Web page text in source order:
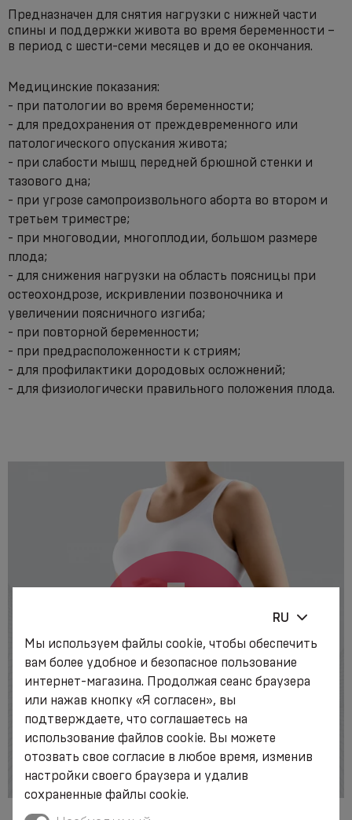
Предназначен для снятия нагрузки с нижней части
спины и поддержки живота во время беременности –
в период с шести-семи месяцев и до ее окончания.
Медицинские показания:
- при патологии во время беременности;
- для предохранения от преждевременного или
патологического опускания живота;
- при слабости мышц передней брюшной стенки и
тазового дна;
- при угрозе самопроизвольного аборта во втором и
третьем триместре;
- при многоводии, многоплодии, большом размере
плода;
- для снижения нагрузки на область поясницы при
остеохондрозе, искривлении позвоночника и
увеличении поясничного изгиба;
- при повторной беременности;
- при предрасположенности к стриям;
- для профилактики дородовых осложнений;
- для физиологически правильного положения плода.
RU
Мы используем файлы cookie, чтобы обеспечить
вам более удобное и безопасное пользование
интернет-магазина. Продолжая сеанс браузера
или нажав кнопку «Я согласен», вы
подтверждаете, что соглашаетесь на
использование файлов cookie. Вы можете
отозвать свое согласие в любое время, изменив
настройки своего браузера и удалив
сохраненные файлы cookie.